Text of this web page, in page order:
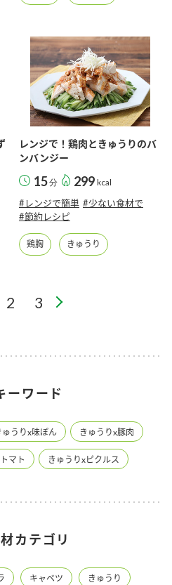
レンジで！鶏肉ときゅうりのバ
ンバンジー
15分 299 kcal
#レンジで簡単 #少ない食材で
#節約レシピ
鶏胸 きゅうり
2 3
ーワード
ゅうりx味ぽん きゅうりx豚肉
マト きゅうりxピクルス
カテゴリ
キャベツ きゅうり